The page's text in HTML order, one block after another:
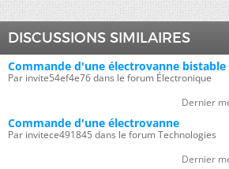
DISCUSSIONS SIMILAIRES
Commande d'une électrovanne bistable
Par invite54ef4e76 dans le forum Électronique
Dernier
Commande d'une électrovanne
Par invitece491845 dans le forum Technologies
Dernier